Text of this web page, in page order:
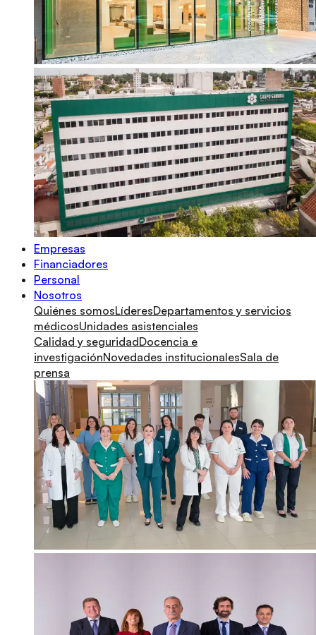
Empresas
Financiadores
Personal
Nosotros
Quiénes somosLíderesDepartamentos y servicios
médicosUnidades asistenciales
Calidad y seguridadDocencia e
investigaciónNovedades institucionalesSala de
prensa